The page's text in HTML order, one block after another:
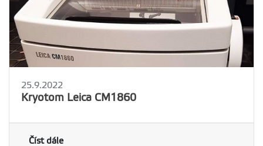
25.9.2022
Kryotom Leica CM1860
Číst dále